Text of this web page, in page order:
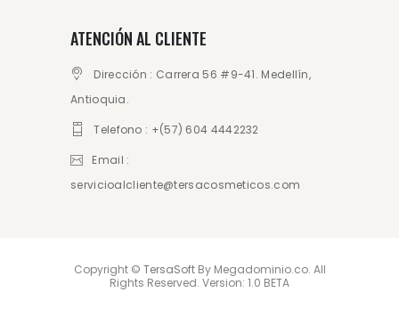
ATENCIÓN AL CLIENTE
Dirección : Carrera 56 #9-41. Medellín,
Antioquia.
Telefono : +(57) 604 4442232
Email :
servicioalcliente@tersacosmeticos.com
Copyright © TersaSoftBy Megadominio.co. All
Rights Reserved. Version: 1.0 BETA